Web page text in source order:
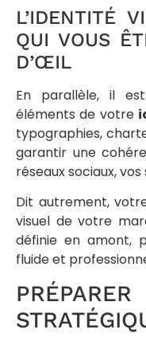
L’IDENTITÉ
QUI VOUS
D’ŒIL
En parallèle, il
éléments de votre
typographies,
garantir une
réseaux sociaux,
Dit autrement,
visuel de votre
définie en amont,
fluide et